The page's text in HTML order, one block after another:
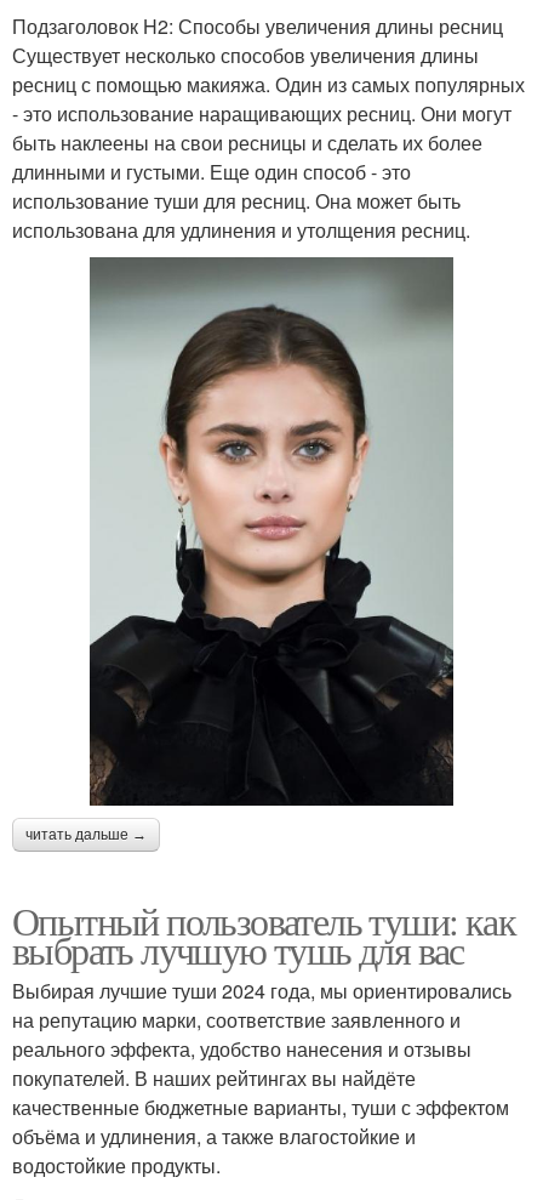
Подзаголовок H2: Способы увеличения длины ресниц
Существует несколько способов увеличения длины
ресниц с помощью макияжа. Один из самых популярных
- это использование наращивающих ресниц. Они могут
быть наклеены на свои ресницы и сделать их более
длинными и густыми. Еще один способ - это
использование туши для ресниц. Она может быть
использована для удлинения и утолщения ресниц.
читать дальше →
Опытный пользователь туши: как
выбрать лучшую тушь для вас
Выбирая лучшие туши 2024 года, мы ориентировались
на репутацию марки, соответствие заявленного и
реального эффекта, удобство нанесения и отзывы
покупателей. В наших рейтингах вы найдёте
качественные бюджетные варианты, туши с эффектом
объёма и удлинения, а также влагостойкие и
водостойкие продукты.